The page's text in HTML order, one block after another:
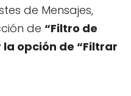
de Mensajes,
de “Filtro de
opción de “Filtrar